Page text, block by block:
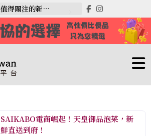
台灣運動產業有哪些值得關注的新趨勢？
SAIKABO電商崛起！天皇御品泡菜，新
鮮直送到府！